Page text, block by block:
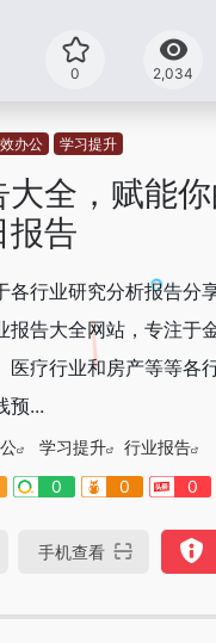
0 2,034
办公 学习提升
大全，赋能
报告
各行业研究分析报告分
报告大全网站，专注于
医疗行业和房产等等各
预...
学习提升
行业报告
0 0 0
手机查看